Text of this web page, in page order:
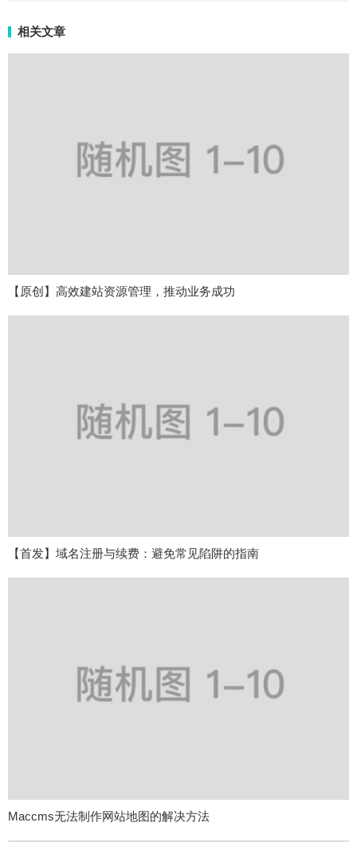
相关文章
【原创】高效建站资源管理，推动业务成功
【首发】域名注册与续费：避免常见陷阱的指南
Maccms无法制作网站地图的解决方法